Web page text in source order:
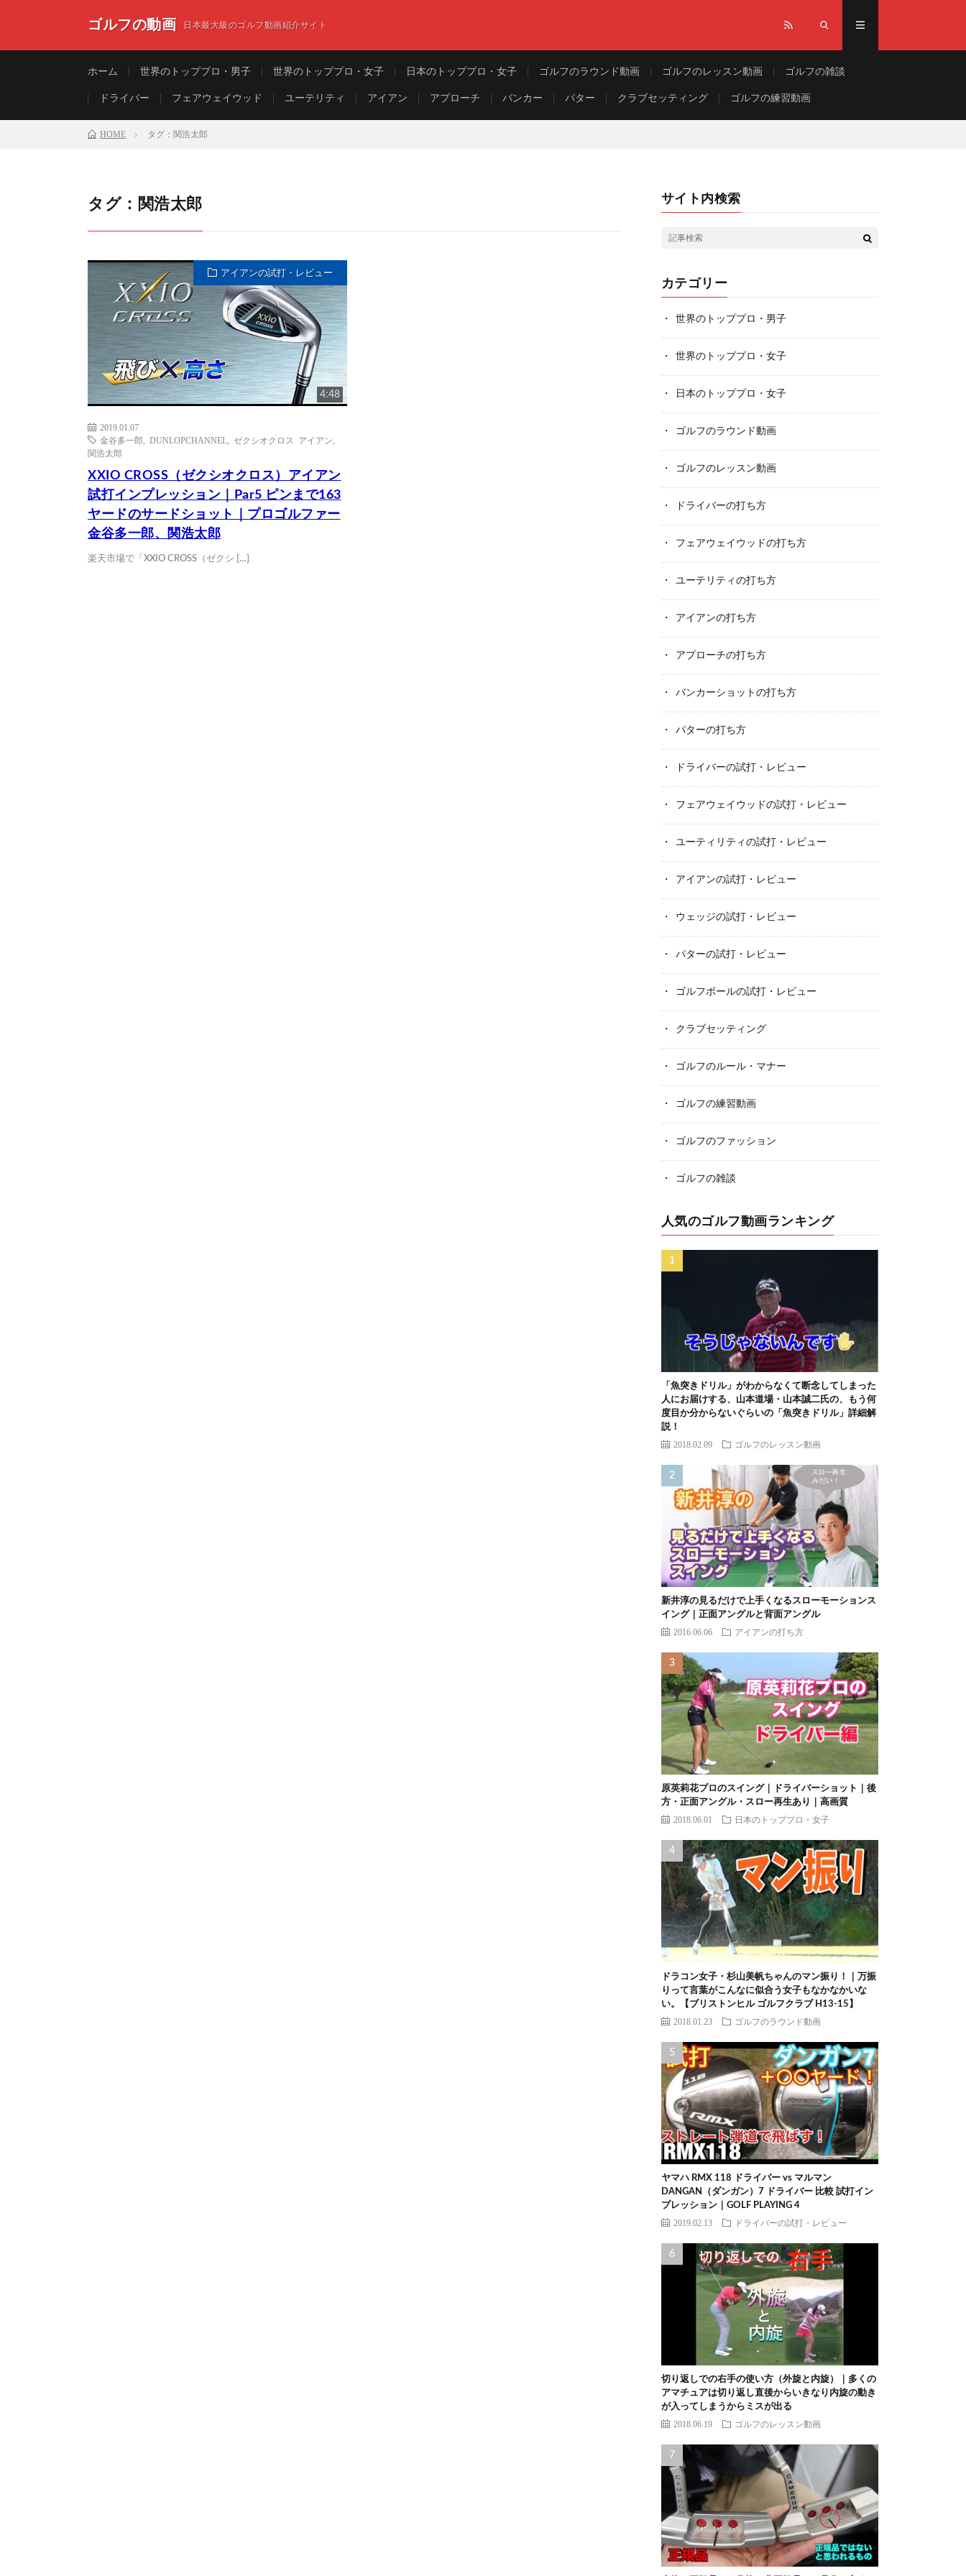
ゴルフの動画 日本最大級のゴルフ動画紹介サイト
ホーム 世界のトッププロ・男子 世界のトッププロ・女子 日本のトッププロ・女子 ゴルフのラウンド動画 ゴルフのレッスン動画 ゴルフの雑談
ドライバー フェアウェイウッド ユーテリティ アイアン アプローチ バンカー パター クラブセッティング ゴルフの練習動画
HOME タグ：関浩太郎
タグ：関浩太郎
アイアンの試打・レビュー
4:48
2019.01.07
金谷多一郎
DUNLOPCHANNEL ゼクシオクロス アイアン
関浩太郎
XXIO CROSS（ゼクシオクロス）アイアン
試打インプレッション｜Par5 ピンまで163
ヤードのサードショット｜プロゴルファー
金谷多一郎、関浩太郎
楽天市場で「XXIO CROSS（ゼクシ […]
サイト内検索
カテゴリー
世界のトッププロ・男子
世界のトッププロ・女子
日本のトッププロ・女子
ゴルフのラウンド動画
ゴルフのレッスン動画
ドライバーの打ち方
フェアウェイウッドの打ち方
ユーテリティの打ち方
アイアンの打ち方
アプローチの打ち方
バンカーショットの打ち方
パターの打ち方
ドライバーの試打・レビュー
フェアウェイウッドの試打・レビュー
ユーティリティの試打・レビュー
アイアンの試打・レビュー
ウェッジの試打・レビュー
パターの試打・レビュー
ゴルフボールの試打・レビュー
クラブセッティング
ゴルフのルール・マナー
ゴルフの練習動画
ゴルフのファッション
ゴルフの雑談
人気のゴルフ動画ランキング
「魚突きドリル」がわからなくて断念してしまった
人にお届けする、山本道場・山本誠二氏の、もう何
度目か分からないぐらいの「魚突きドリル」詳細解
説！
2018.02.09 ゴルフのレッスン動画
新井淳の見るだけで上手くなるスローモーションス
イング｜正面アングルと背面アングル
2016.06.06 アイアンの打ち方
原英莉花プロのスイング｜ドライバーショット｜後
方・正面アングル・スロー再生あり｜高画質
2018.06.01 日本のトッププロ・女子
ドラコン女子・杉山美帆ちゃんのマン振り！｜万振
りって言葉がこんなに似合う女子もなかなかいな
い。【ブリストンヒル ゴルフクラブ H13-15】
2018.01.23 ゴルフのラウンド動画
ヤマハ RMX 118 ドライバー vs マルマン
DANGAN（ダンガン）7 ドライバー 比較 試打イン
プレッション｜GOLF PLAYING 4
2019.02.13 ドライバーの試打・レビュー
切り返しでの右手の使い方（外旋と内旋）｜多くの
アマチュアは切り返し直後からいきなり内旋の動き
が入ってしまうからミスが出る
2018.06.19 ゴルフのレッスン動画